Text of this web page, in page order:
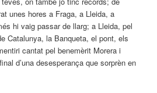
unes hores a Fraga, a Lleida, a
hi vaig passar de llarg; a Lleida, pel
Catalunya, la Banqueta, el pont, els
cantat pel benemèrit Morera i
d’una desesperança que sorprèn en